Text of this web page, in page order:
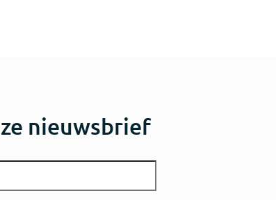
nieuwsbrief